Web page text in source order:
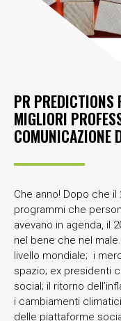
PR
MIGLIORI
COMUNICAZIONE
Che anno! Dopo che
programmi che
avevano in agenda, il
nel bene che nel
livello mondiale; i
spazio; ex presidenti
social; il ritorno
i cambiamenti
delle piattaforme